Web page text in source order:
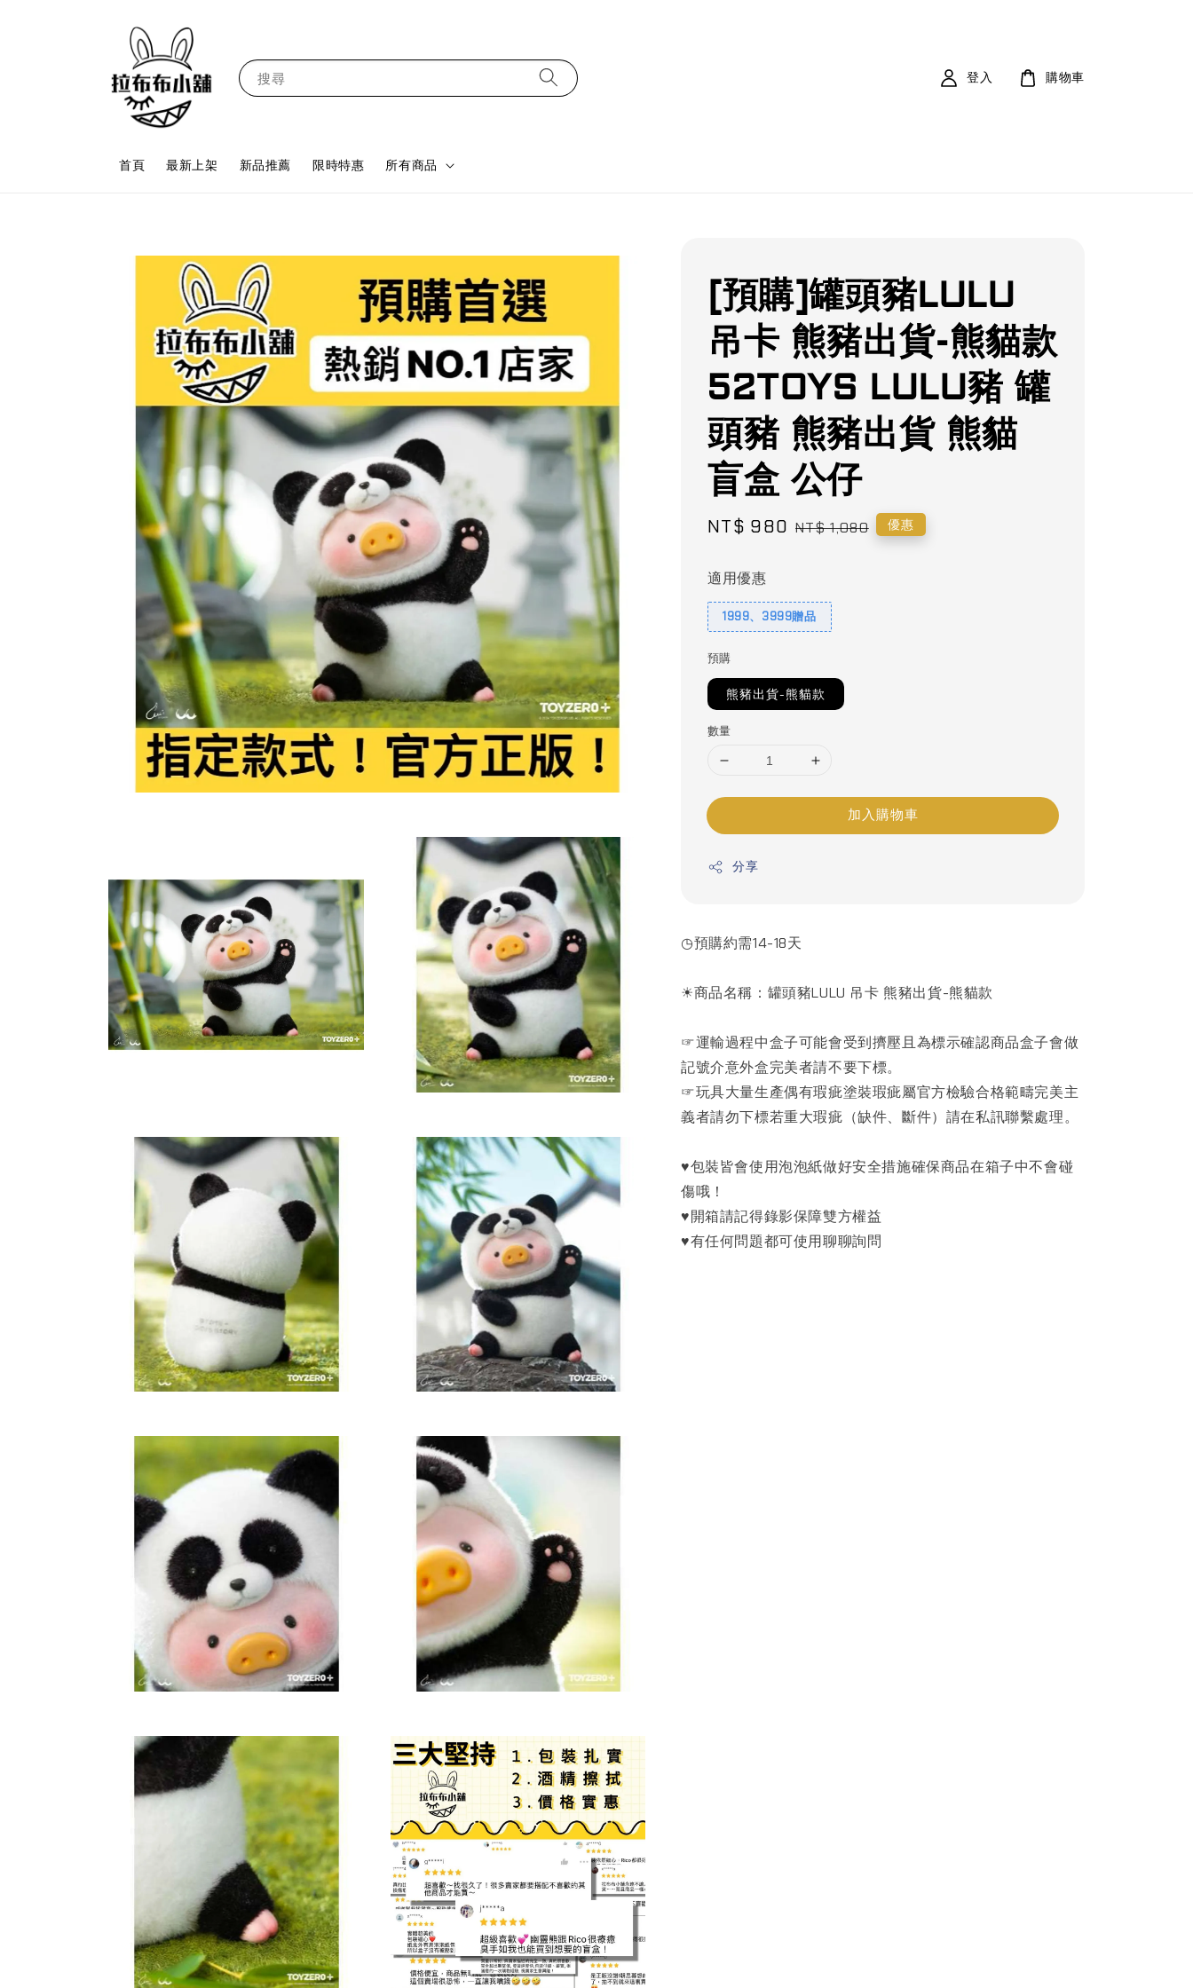
搜尋
首頁 最新上架 新品推薦 限時特惠 所有商品
登入 購物車
[預購]罐頭豬LULU
吊卡 熊豬出貨-熊貓款
52TOYS LULU豬 罐
頭豬 熊豬出貨 熊貓
盲盒 公仔
Sale
NT$ 980 Regular
NT$ 1,080 優惠
適用優惠
1999、3999贈品
預購
熊豬出貨-熊貓款
數量
加入購物車
分享
◷預購約需14-18天
☀商品名稱：罐頭豬LULU 吊卡 熊豬出貨-熊貓款
☞運輸過程中盒子可能會受到擠壓且為標示確認商品盒子會做
記號介意外盒完美者請不要下標。
☞玩具大量生產偶有瑕疵塗裝瑕疵屬官方檢驗合格範疇完美主
義者請勿下標若重大瑕疵（缺件、斷件）請在私訊聯繫處理。
♥包裝皆會使用泡泡紙做好安全措施確保商品在箱子中不會碰
傷哦！
♥開箱請記得錄影保障雙方權益
♥有任何問題都可使用聊聊詢問